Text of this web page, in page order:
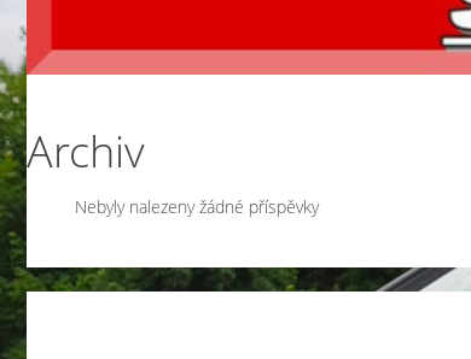
Archiv
Nebyly nalezeny žádné příspěvky